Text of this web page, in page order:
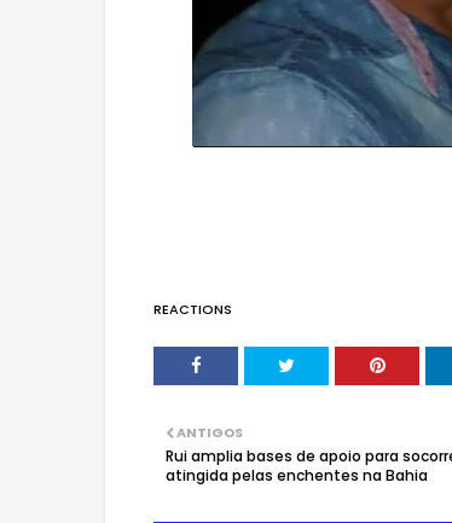
REACTIONS
ANTIGOS
Rui amplia bases de apoio para
atingida pelas enchentes na Bahia